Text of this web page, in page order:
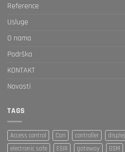
Reference
Usluge
O nama
Podrška
KONTAKT
Novosti
TAGS
Access control Can controller displej
electronic safe
ESIR gateway GSM